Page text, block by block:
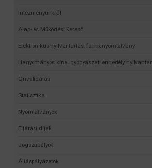
Intézményünkről
Alap- és Működési Kereső
Elektronikus nyilvántartási formanyomtatvány
Hagyományos kínai gyógyászati engedély
Önvalidálás
Statisztika
Nyomtatványok
Eljárási díjak
Jogszabályok
Álláspályázatok